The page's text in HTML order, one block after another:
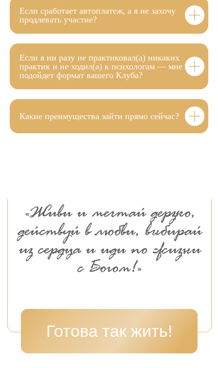
Если сработает автоплатеж, а я не захочу
продлевать участие?
Если я ни разу не практиковал(а) никаких
практик и не ходил(а) к психологам — мне
подойдет формат вашего Клуба?
Какие преимущества зайти прямо сейчас?